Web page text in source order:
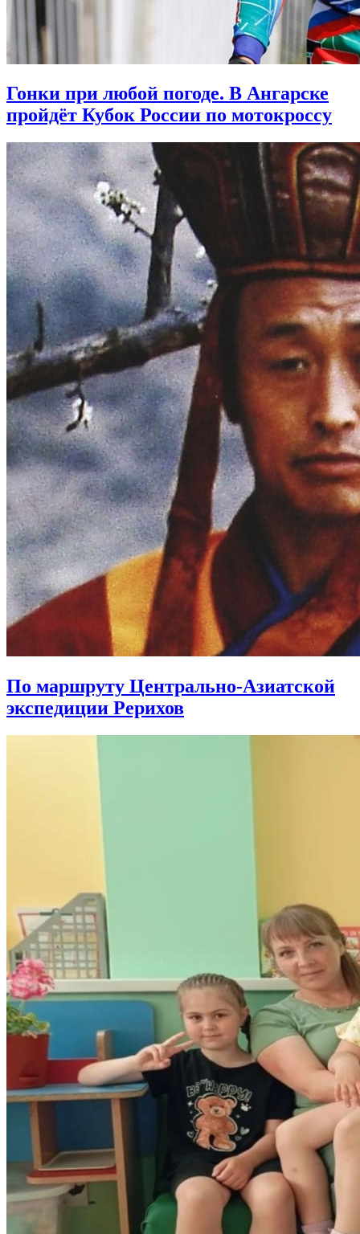
Гонки при любой погоде. В Ангарске
пройдёт Кубок России по мотокроссу
По маршруту Центрально-Азиатской
экспедиции Рерихов